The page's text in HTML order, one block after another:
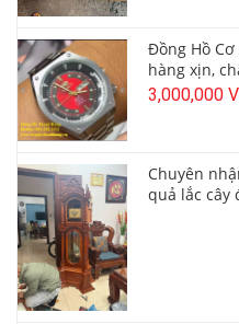
Đồng Hồ
hàng xịn,
3,000,000
Chuyên
quả lắc cây